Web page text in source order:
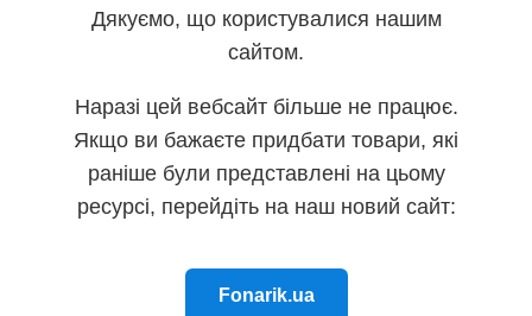
Дякуємо, що користувалися нашим
сайтом.
Наразі цей вебсайт більше не працює.
Якщо ви бажаєте придбати товари, які
раніше були представлені на цьому
ресурсі, перейдіть на наш новий сайт:
Fonarik.ua